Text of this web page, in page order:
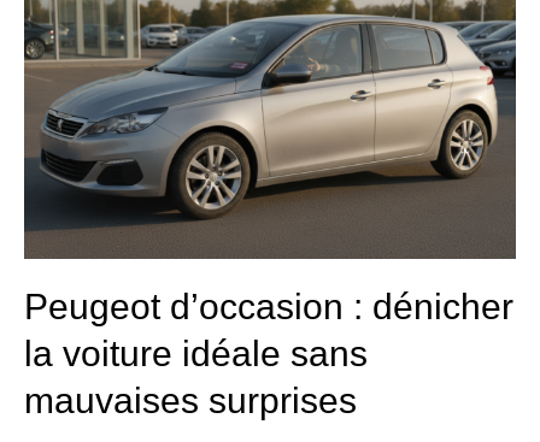
Peugeot d’occasion : dénicher
la voiture idéale sans
mauvaises surprises
d’occasion
:
dénicher
voiture
idéale
sans
mauvaises